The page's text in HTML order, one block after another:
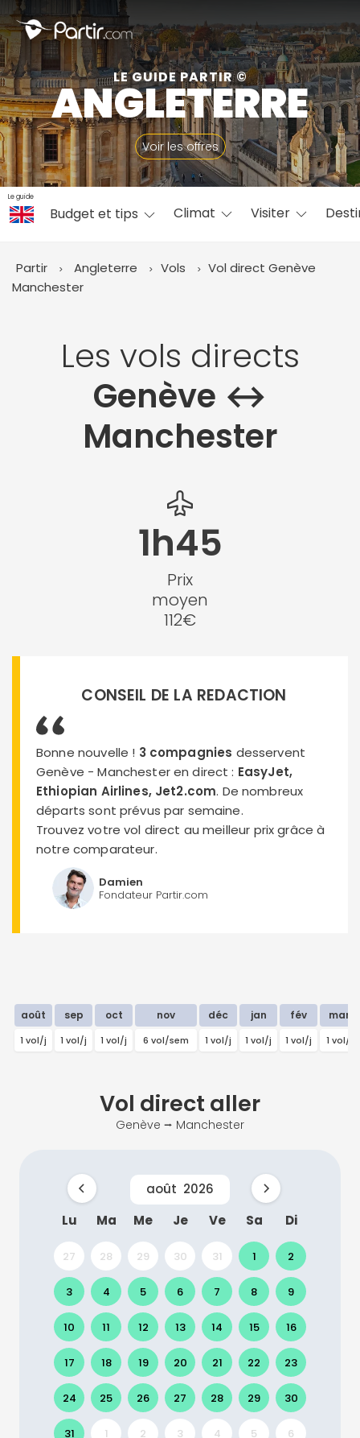
LE GUIDE PARTIR ©
ANGLETERRE
Voir les offres
Le guide
Budget et tips Climat Visiter
Partir Angleterre Vols
Vol direct Genève
Manchester
Les vols directs
Genève ↔︎
Manchester
1h45
Prix
moyen
112€
CONSEIL DE LA REDACTION
Bonne nouvelle ! 3 compagnies desservent
Genève - Manchester en direct : EasyJet,
Ethiopian Airlines, Jet2.com. De nombreux
départs sont prévus par semaine.
Trouvez votre vol direct au meilleur prix grâce à
notre comparateur.
Damien
Fondateur Partir.com
août sep oct nov déc jan fév mar
1 vol/j 1 vol/j 1 vol/j 6 vol/sem 1 vol/j 1 vol/j 1 vol/j 1 vol/j
Vol direct aller
Genève ⭢ Manchester
août 2026
Lu
Ma Me Je Ve Sa Di
27 28 29 30 31 1 2
3 4 5 6 7 8 9
10 11 12 13 14 15 16
17 18 19 20 21 22 23
24 25 26 27 28 29 30
31 1 2 3 4 5 6
📍 Destinations populaires
☀️ Où partir par mois
Juillet
Août Septembre
Octobre